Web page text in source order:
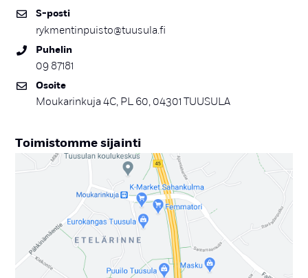
S-pos­ti
rykmentinpuisto@tuusula.fi
Pu­he­lin
09 87181
Osoi­te
Moukarinkuja 4C, PL 60, 04301 TUUSULA
Toi­mis­tom­me si­jain­ti